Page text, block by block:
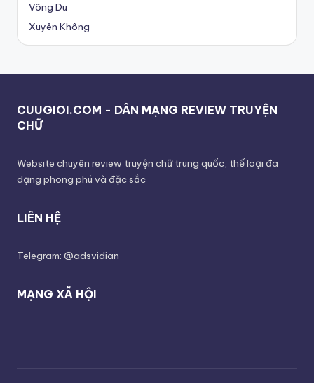
Võng Du
Xuyên Không
CUUGIOI.COM - DÂN MẠNG REVIEW TRUYỆN
CHỮ
Website chuyên review truyện chữ trung quốc, thể loại đa
dạng phong phú và đặc sắc
LIÊN HỆ
Telegram: @adsvidian
MẠNG XÃ HỘI
...